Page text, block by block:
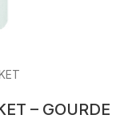
– GOURDE